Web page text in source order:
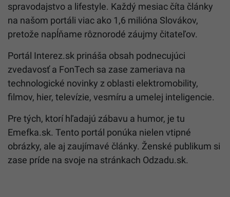
spravodajstvo a lifestyle. Každý mesiac číta články
na našom portáli viac ako 1,6 milióna Slovákov,
pretože napĺňame rôznorodé záujmy čitateľov.
Portál Interez.sk prináša obsah podnecujúci
zvedavosť a FonTech sa zase zameriava na
technologické novinky z oblasti elektromobility,
filmov, hier, televízie, vesmíru a umelej inteligencie.
Pre tých, ktorí hľadajú zábavu a humor, je tu
Emefka.sk. Tento portál ponúka nielen vtipné
obrázky, ale aj zaujímavé články. Ženské publikum si
zase príde na svoje na stránkach Odzadu.sk.